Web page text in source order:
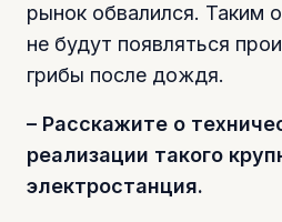
рынок обвалился. Таким
не будут появляться
грибы после дождя.
– Расскажите о
реализации такого
электростанция.